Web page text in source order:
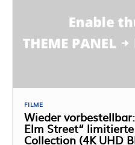
FILME
Wieder
Elm Street“
Collection (4K UHD